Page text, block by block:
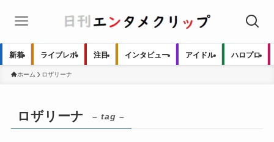
新着 ライブレポ 注目 インタビュー アイドル ハロプロ
ホーム ロザリーナ
ロザリーナ – tag –